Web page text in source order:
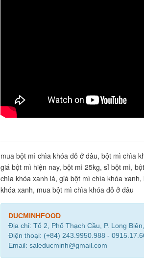
mua bột mì chìa khóa đỏ ở đâu, bột mì chìa
giá bột mì hiện nay, bột mì 25kg, sỉ bột mì,
chìa khóa xanh lá, giá bột mì chìa khóa
khóa xanh, mua bột mì chìa khóa đỏ ở đâu
DUCMINHFOOD
Địa chỉ: Tổ 2, Phố Thạch Cầu, P. Long
Điện thoại: (+84) 243.9950.988 -
Email: saleducminh@gmail.com